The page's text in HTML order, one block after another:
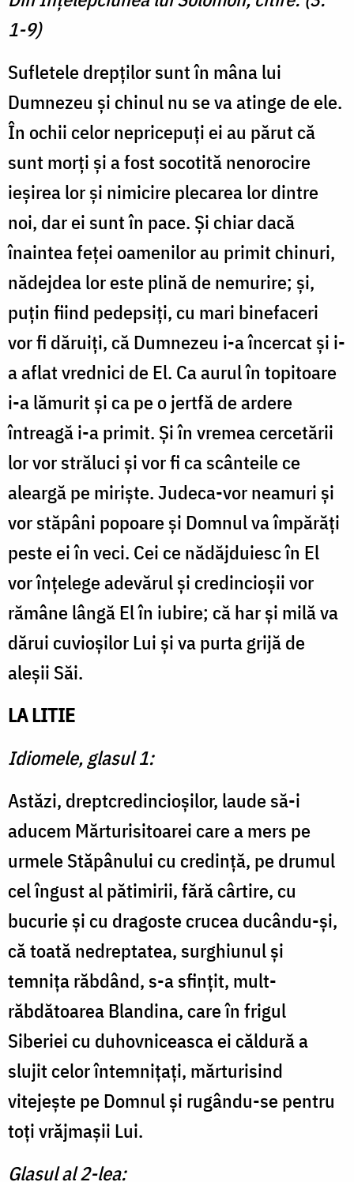
1-9)
Sufletele drepților sunt în mâna lui
Dumnezeu și chinul nu se va atinge de ele.
În ochii celor nepricepuți ei au părut că
sunt morți și a fost socotită nenorocire
ieșirea lor și nimicire plecarea lor dintre
noi, dar ei sunt în pace. Și chiar dacă
înaintea feței oamenilor au primit chinuri,
nădejdea lor este plină de nemurire; și,
puțin fiind pedepsiți, cu mari binefaceri
vor fi dăruiți, că Dumnezeu i-a încercat și i-
a aflat vrednici de El. Ca aurul în topitoare
i-a lămurit și ca pe o jertfă de ardere
întreagă i-a primit. Și în vremea cercetării
lor vor străluci și vor fi ca scânteile ce
aleargă pe miriște. Judeca-vor neamuri și
vor stăpâni popoare și Domnul va împărăți
peste ei în veci. Cei ce nădăjduiesc în El
vor înțelege adevărul și credincioșii vor
rămâne lângă El în iubire; că har și milă va
dărui cuvioșilor Lui și va purta grijă de
aleșii Săi.
LA LITIE
Idiomele, glasul 1:
Astăzi, dreptcredincioșilor, laude să-i
aducem Mărturisitoarei care a mers pe
urmele Stăpânului cu credință, pe drumul
cel îngust al pătimirii, fără cârtire, cu
bucurie și cu dragoste crucea ducându-și,
că toată nedreptatea, surghiunul și
temnița răbdând, s-a sfințit, mult-
răbdătoarea Blandina, care în frigul
Siberiei cu duhovniceasca ei căldură a
slujit celor întemnițați, mărturisind
vitejește pe Domnul și rugându-se pentru
toți vrăjmașii Lui.
Glasul al 2-lea: